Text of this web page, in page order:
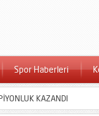
Spor Haberleri
KAZANDI